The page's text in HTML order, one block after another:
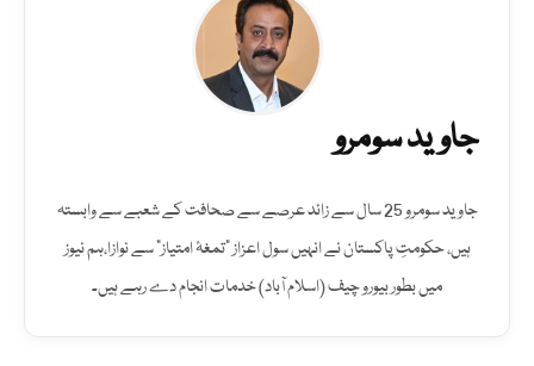
جاوید سومرو
جاوید سومرو 25 سال سے زائد عرصے سے صحافت کے شعبے سے وابستہ
ہیں، حکومتِ پاکستان نے انہیں سول اعزاز "تمغۂ امتیاز" سے نوازا،ہم نیوز
میں بطور بیورو چیف (اسلام آباد) خدمات انجام دے رہے ہیں۔